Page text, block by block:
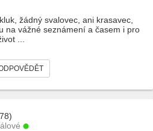
žádný svalovec, ani krasavec,
na vážné seznámení a časem i pro
...